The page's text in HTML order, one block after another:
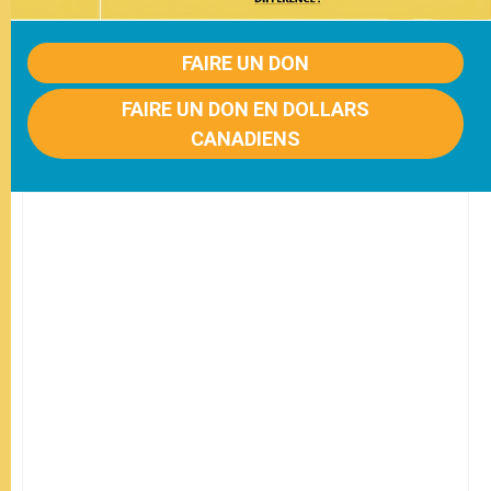
FAIRE UN DON
FAIRE UN DON EN DOLLARS
CANADIENS